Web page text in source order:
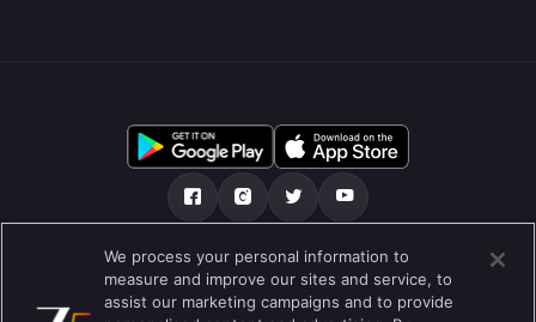
คำถามที่พบบ่อย นโยบายความเป็นส่วนตัว
เงื่อนไขการใช้งาน Preferences
We process your personal information to
measure and improve our sites and service, to
assist our marketing campaigns and to provide